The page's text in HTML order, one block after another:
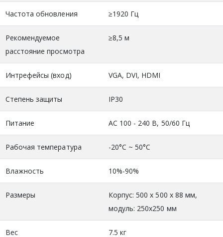
Частота обновления ≥1920 Гц
Рекомендуемое
расстояние просмотра
≥8,5 м
Интрефейсы (вход) VGA, DVI, HDMI
Степень защиты IP30
Питание АС 100 - 240 В, 50/60 Гц
Рабочая температура -20°C ~ 50°C
Влажность 10%-90%
Размеры
Корпус: 500 х 500 х 88 мм,
модуль: 250x250 мм
Вес 7.5 кг